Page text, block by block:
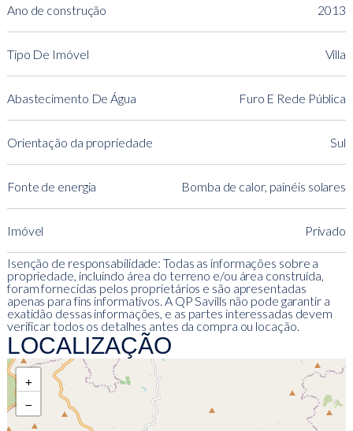
Ano de construção 2013
Tipo De Imóvel Villa
Abastecimento De Água Furo E Rede Pública
Orientação da propriedade Sul
Fonte de energia Bomba de calor, painéis solares
Imóvel Privado
Isenção de responsabilidade: Todas as informações sobre a
propriedade, incluindo área do terreno e/ou área construída,
foram fornecidas pelos proprietários e são apresentadas
apenas para fins informativos. A QP Savills não pode garantir a
exatidão dessas informações, e as partes interessadas devem
verificar todos os detalhes antes da compra ou locação.
LOCALIZAÇÃO
+
−